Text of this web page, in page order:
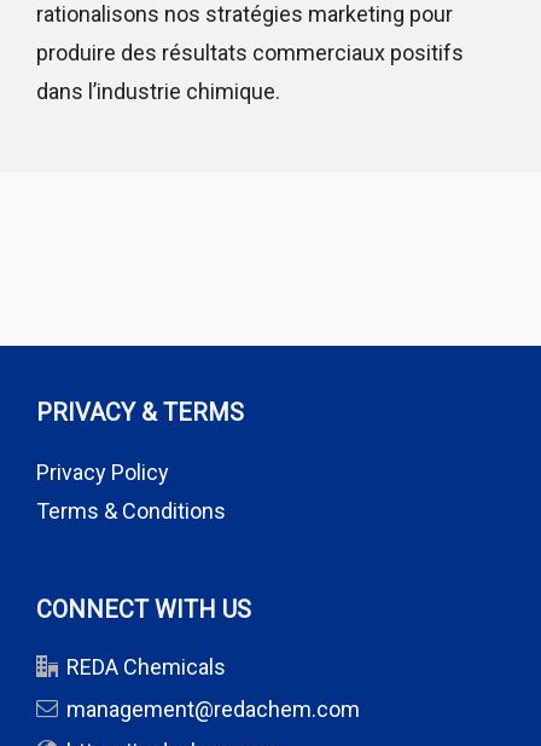
rationalisons nos stratégies marketing pour
produire des résultats commerciaux positifs
dans l’industrie chimique.
PRIVACY & TERMS
Privacy Policy
Terms & Conditions
CONNECT WITH US
REDA Chemicals
management@redachem.com